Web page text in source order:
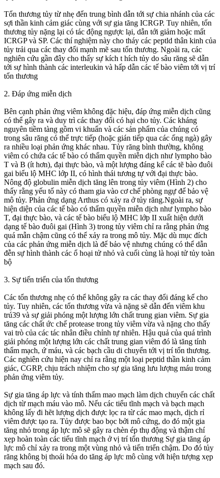
Tổn thương tủy từ nhẹ đển trung bình dẫn tới sự chia nhánh của các
sợi thần kinh cảm giác cùng với sự gia tăng ICRGP. Tuy nhiên, tổn
thương tủy nặng lại có tác động ngược lại, dẫn tới giảm hoặc mất
ICRGP và SP. Các thí nghiệm này cho tháy các peptld thân kinh của
tủy trải qua các thay đổi mạnh mẽ sau tổn thương. Ngoài ra, các
nghiên cứu gần đây cho thấy sự kích t hích tủy do sâu răng sẽ dẫn
tới sự hình thành các interleukin và hấp dẫn các tế bào viêm tới vị trí
tổn thương
2. Đáp ứng miễn dịch
Bên cạnh phản ứng viêm không đặc hiệu, đáp ứng miễn dịch cũng
có thể gây ra và duy trì các thay đổi có hại cho tủy. Các kháng
nguyên tiềm tàng gồm vi khuẩn và các sản phẩm của chúng có
trong sâu răng có thể trực tiếp (hoặc gián tiếp qua các ống ngà) gây
ra nhiều loại phản ứng khác nhau. Tủy răng bình thường, không
viêm có chứa các tế bào có thẩm quyền miễn dịch như lympho bào
T và B (ít hơn), đại thực bào, và một lượng đáng kể các tẽ bào đuôi
gai biểu lộ MHC lớp II, có hình thái tương tự với đại thực bào.
Nông độ globulin miễn dịch tăng lên trong tủy viêm (Hình 2) cho
thấy rằng yếu tố này có tham gia vào cơ chế phòng ngự để bảo vệ
mô tủy. Phản ứng dạng Arthus có xảy ra ở tủy răng.Ngoài ra, sự
hiện diện của các tế bào có thẩm quyền miễn dịch như lympho bào
T, đại thực bào, và các tế bào biểu lộ MHC lớp II xuất hiện dưới
dạng tế bào đuôi gai (Hình 3) trong tủy viêm chỉ ra rằng phản ứng
quá mẫn chậm cũng có thể xảy ra trong mô tủy. Mặc dù mục đích
của các phản ứng miễn dịch là để bảo vệ nhưng chúng có thể dẫn
đễn sự hình thành các ổ hoại tử nhỏ và cuối cùng là hoại tử tủy toàn
bộ
3. Sự tiến triển của tổn thương
Các tổn thương nhẹ có thể không gây ra các thay đổi đáng kể cho
tủy. Tuy nhiên, các tổn thương vừa và nặng sẽ dẫn đến viêm khu
trú39 và sự giải phóng một lượng lớn chất trung gian viêm. Sự gia
tăng các chất ức chế protease trong tủy viêm vừa và nặng cho thấy
vai trò của các tác nhân điều chỉnh tự nhiên. Hậu quả của quá trình
giải phóng một lượng lớn các chất trung gian viêm đó là tăng tính
thẩm mạch, ứ máu, và các bạch cầu di chuyển tới vị trí tổn thương.
Các nghiên cứu hiện nay chỉ ra rằng một loại peptid thần kinh cảm
giác, CGRP, chịu trách nhiệm cho sự gia tăng lưu lượng máu trong
phản ứng viêm tủy.
Sự gia tăng áp lực và tính thấm mao mạch làm dịch chuyển các chất
dịch từ mạch máu vào mô. Nếu các tiểu tĩnh mạch và bạch mạch
không lấy đi hẽt lượng dịch được lọc ra từ các mao mạch, dịch rỉ
viêm được tạo ra. Tủy được bao bọc bởi mô cứng, do đó một gia
tăng nhỏ trong áp lực mô sẽ gây ra chèn ép thụ động và thậm chí
xẹp hoàn toàn các tiểu tĩnh mạch ở vị trí tổn thương Sự gia tăng áp
lực mô chỉ xảy ra trong một vùng nhỏ và tiến triển chậm. Do đó tủy
răng không bị thoái hóa do tăng áp lực mô cùng với hiện tượng xẹp
mạch sau đó.